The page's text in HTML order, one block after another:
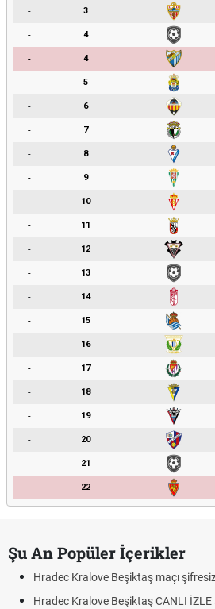
-
3
-
4
-
4
-
5
-
6
-
7
-
8
-
9
-
10
-
11
-
12
-
13
-
14
-
15
-
16
-
17
-
18
-
19
-
20
-
21
-
22
Şu An Popüler İçerikler
Hradec Kralove Beşiktaş maçı
Hradec Kralove Beşiktaş CANLI